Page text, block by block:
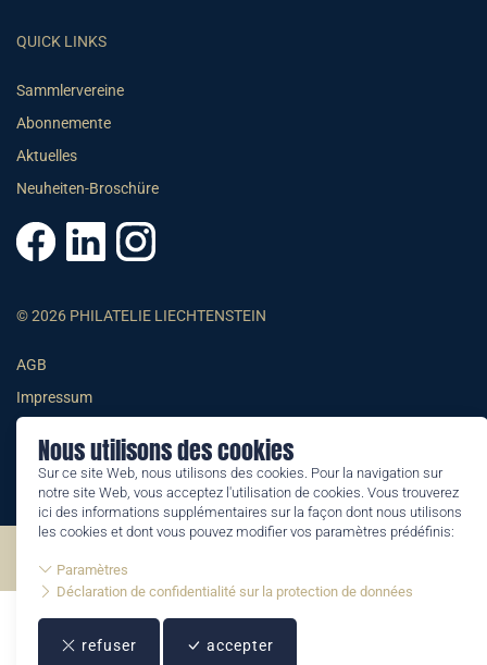
Nous utilisons des cookies
Sur ce site Web, nous utilisons des cookies. Pour la navigation sur
notre site Web, vous acceptez l'utilisation de cookies. Vous trouverez
ici des informations supplémentaires sur la façon dont nous utilisons
les cookies et dont vous pouvez modifier vos paramètres prédéfinis:
Paramètres
Déclaration de confidentialité sur la protection de données
refuser accepter
QUICK LINKS
Sammlervereine
Abonnemente
Aktuelles
Neuheiten-Broschüre
© 2026 PHILATELIE LIECHTENSTEIN
AGB
Impressum